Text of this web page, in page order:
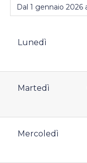
Lunedì
Martedì
Mercoledì